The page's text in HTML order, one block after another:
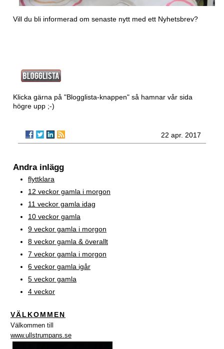
Vill du bli informerad om senaste nytt med ett Nyhetsbrev?
Klicka gärna på "Blogglista-knappen" så hamnar vår sida
högre upp ;-)
22 apr. 2017
Andra inlägg
flyttklara
12 veckor gamla i morgon
11 veckor gamla idag
10 veckor gamla
9 veckor gamla i morgon
8 veckor gamla & överallt
7 veckor gamla i morgon
6 veckor gamla igår
5 veckor gamla
4 veckor
VÄLKOMMEN
Välkommen till
www.ullstrumpans.se